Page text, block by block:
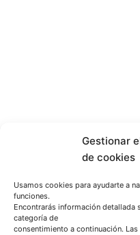
Gestionar
de cookies
Usamos cookies para ayudarte a
funciones.
Encontrarás información detallada
categoría de
consentimiento a continuación.